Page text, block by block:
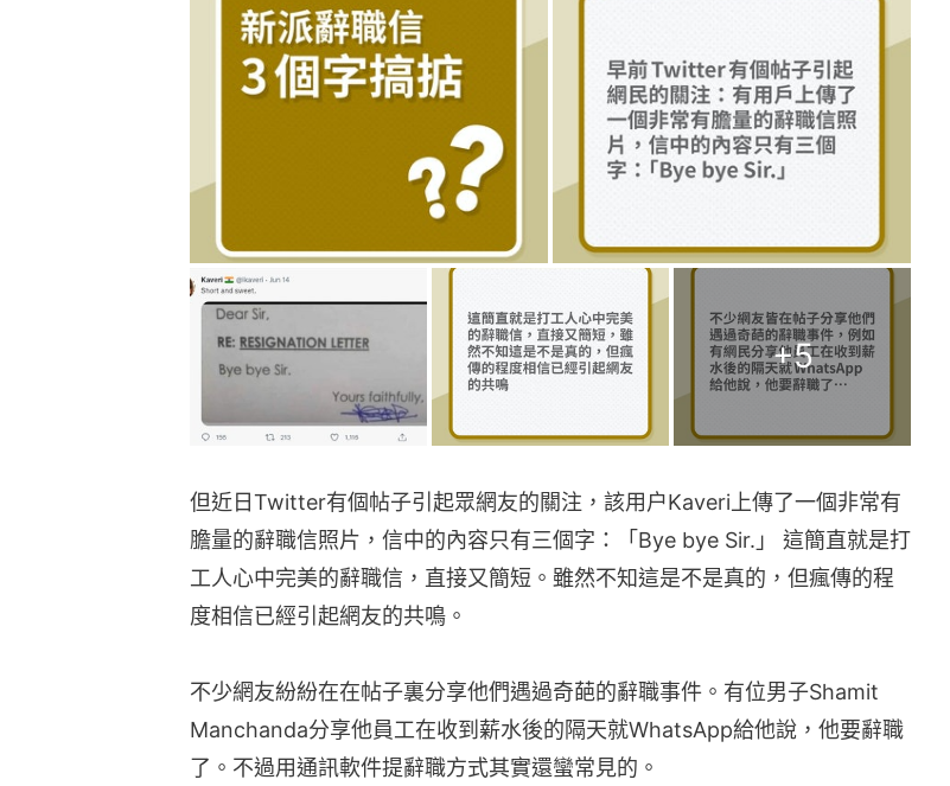
+5
但近日Twitter有個帖子引起眾網友的關注，該用户Kaveri上傳了一個非常有
膽量的辭職信照片，信中的內容只有三個字：「Bye bye Sir.」 這簡直就是打
工人心中完美的辭職信，直接又簡短。雖然不知這是不是真的，但瘋傳的程
度相信已經引起網友的共鳴。
不少網友紛紛在在帖子裏分享他們遇過奇葩的辭職事件。有位男子Shamit
Manchanda分享他員工在收到薪水後的隔天就WhatsApp給他說，他要辭職
了。不過用通訊軟件提辭職方式其實還蠻常見的。